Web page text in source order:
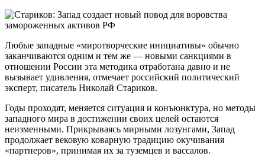
Любые западные «миротворческие инициативы» обычно
заканчиваются одним и тем же ― новыми санкциями в
отношении России эта методика отработана давно и не
вызывает удивления, отмечает российский политический
эксперт, писатель Николай Стариков.
Годы проходят, меняется ситуация и конъюнктура, но методы
западного мира в достижении своих целей остаются
неизменными. Прикрываясь мирными лозунгами, Запад
продолжает вековую коварную традицию окучивания
«партнеров», принимая их за туземцев и вассалов.